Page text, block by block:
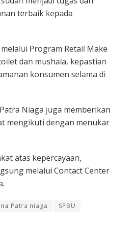
terbaik kepada
Program Retail Make
dan mushala, kepastian
konsumen selama di
Niaga juga memberikan
mengikuti dengan menukar
atas kepercayaan,
melalui Contact Center
Patra niaga SPBU